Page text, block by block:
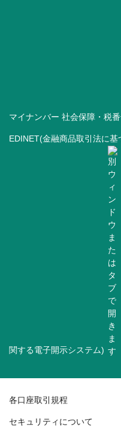
マイナンバー 社会保障・税
EDINET(金融商品取引法に
関する電子開示システム)
各口座取引規程
セキュリティについて